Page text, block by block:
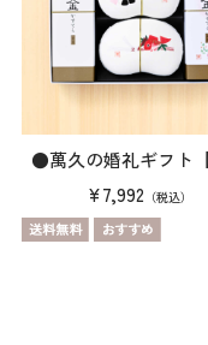
●萬久の婚礼ギフト【
¥7,992 （税込）